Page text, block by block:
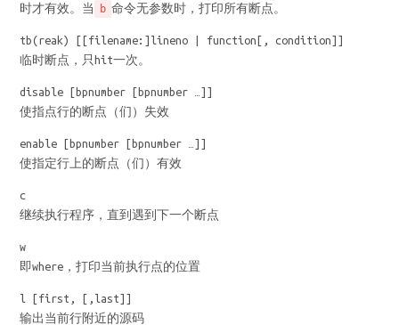
时才有效。当
b 命令无参数时，打印所有断点。
tb(reak) [[filename:]lineno | function[, condition]]
临时断点，只hit一次。
disable [bpnumber [bpnumber …]]
使指点行的断点（们）失效
enable [bpnumber [bpnumber …]]
使指定行上的断点（们）有效
c
继续执行程序，直到遇到下一个断点
w
即where，打印当前执行点的位置
l [first, [,last]]
输出当前行附近的源码